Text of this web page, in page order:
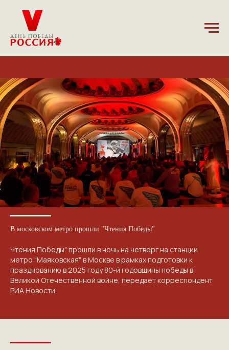
В московском метро прошли "Чтения Победы"
Чтения Победы" прошли в ночь на четверг на станции
метро "Маяковская" в Москве в рамках подготовки к
празднованию в 2025 году 80-й годовщины победы в
Великой Отечественной войне, передает корреспондент
РИА Новости.